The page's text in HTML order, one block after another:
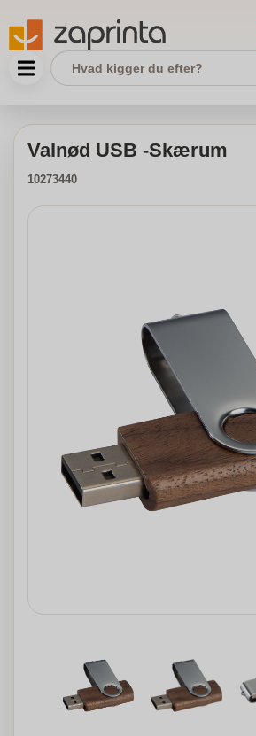
Valnød USB -Skærum
10273440